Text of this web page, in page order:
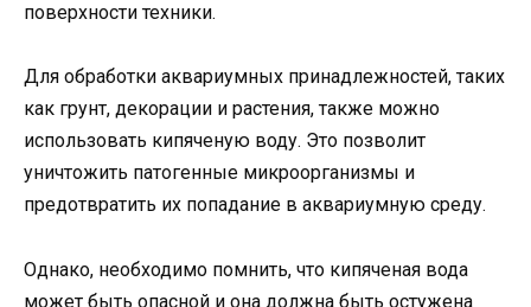
поверхности техники.
Для обработки аквариумных принадлежностей, таких
как грунт, декорации и растения, также можно
использовать кипяченую воду. Это позволит
уничтожить патогенные микроорганизмы и
предотвратить их попадание в аквариумную среду.
Однако, необходимо помнить, что кипяченая вода
может быть опасной и она должна быть остужена